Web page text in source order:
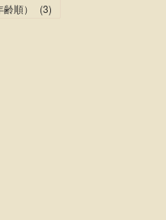
順） (3)